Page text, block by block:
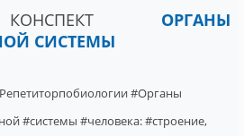
ОРГАНЫ
СИСТЕМЫ
#Органы
#системы #человека:#строение,